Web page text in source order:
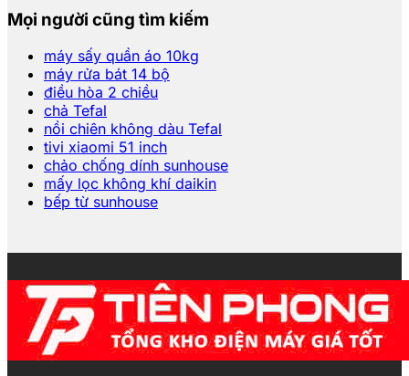
Mọi người cũng tìm kiếm
máy sấy quần áo 10kg
máy rửa bát 14 bộ
điều hòa 2 chiều
chả Tefal
nồi chiên không dàu Tefal
tivi xiaomi 51 inch
chảo chống dính sunhouse
mấy lọc không khí daikin
bếp từ sunhouse